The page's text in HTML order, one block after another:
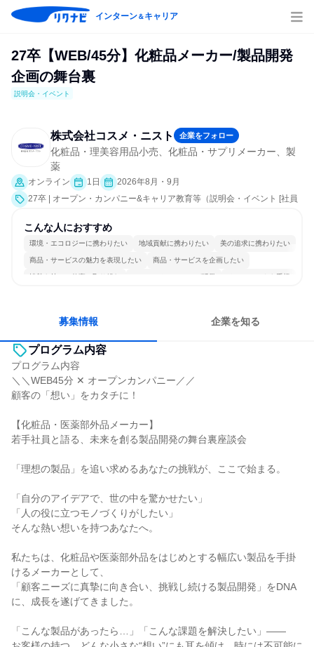
インターン＆キャリア
27卒【WEB/45分】化粧品メーカー/製品開発
企画の舞台裏
説明会・イベント
株式会社コスメ・ニスト 企業をフォロー
化粧品・理美容用品小売、化粧品・サプリメーカー、製
薬
オンライン 1日
2026年8月・9月
27卒 | オープン・カンパニー&キャリア教育等（説明会・イベント [社員
こんな人におすすめ
環境・エコロジーに携わりたい 地域貢献に携わりたい 美の追求に携わりたい
商品・サービスの魅力を表現したい 商品・サービスを企画したい
情熱を持って仕事に取り組む コミュニケーションが活発 チームワークを重視
募集情報 企業を知る
プログラム内容
プログラム内容
＼＼WEB45分 ✕ オープンカンパニー／／
顧客の「想い」をカタチに！
【化粧品・医薬部外品メーカー】
若手社員と語る、未来を創る製品開発の舞台裏座談会
「理想の製品」を追い求めるあなたの挑戦が、ここで始まる。
「自分のアイデアで、世の中を驚かせたい」
「人の役に立つモノづくりがしたい」
そんな熱い想いを持つあなたへ。
私たちは、化粧品や医薬部外品をはじめとする幅広い製品を手掛
けるメーカーとして、
「顧客ニーズに真摯に向き合い、挑戦し続ける製品開発」をDNA
に、成長を遂げてきました。
「こんな製品があったら…」「こんな課題を解決したい」――